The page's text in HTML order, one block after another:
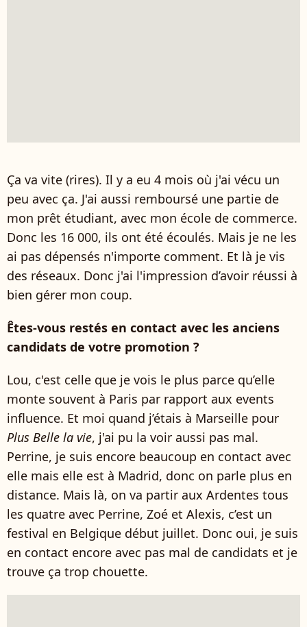
Ça va vite (rires). Il y a eu 4 mois où j'ai vécu un
peu avec ça. J'ai aussi remboursé une partie de
mon prêt étudiant, avec mon école de commerce.
Donc les 16 000, ils ont été écoulés. Mais je ne les
ai pas dépensés n'importe comment. Et là je vis
des réseaux. Donc j'ai l'impression d’avoir réussi à
bien gérer mon coup.
Êtes-vous restés en contact avec les anciens
candidats de votre promotion ?
Lou, c'est celle que je vois le plus parce qu’elle
monte souvent à Paris par rapport aux events
influence. Et moi quand j’étais à Marseille pour
Plus Belle la vie, j'ai pu la voir aussi pas mal.
Perrine, je suis encore beaucoup en contact avec
elle mais elle est à Madrid, donc on parle plus en
distance. Mais là, on va partir aux Ardentes tous
les quatre avec Perrine, Zoé et Alexis, c’est un
festival en Belgique début juillet. Donc oui, je suis
en contact encore avec pas mal de candidats et je
trouve ça trop chouette.